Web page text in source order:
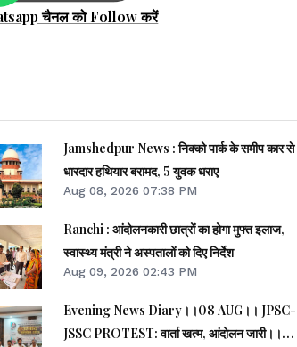
चैनल को Follow करें
Jamshedpur News : निक्को पार्क के समीप कार से
धारदार हथियार बरामद, 5 युवक धराए
Aug 08, 2026 07:38 PM
Ranchi : आंदोलनकारी छात्रों का होगा मुफ्त इलाज,
स्वास्थ्य मंत्री ने अस्पतालों को दिए निर्देश
Aug 09, 2026 02:43 PM
Evening News Diary।।08 AUG।। JPSC-
JSSC PROTEST: वार्ता खत्म, आंदोलन जारी।।